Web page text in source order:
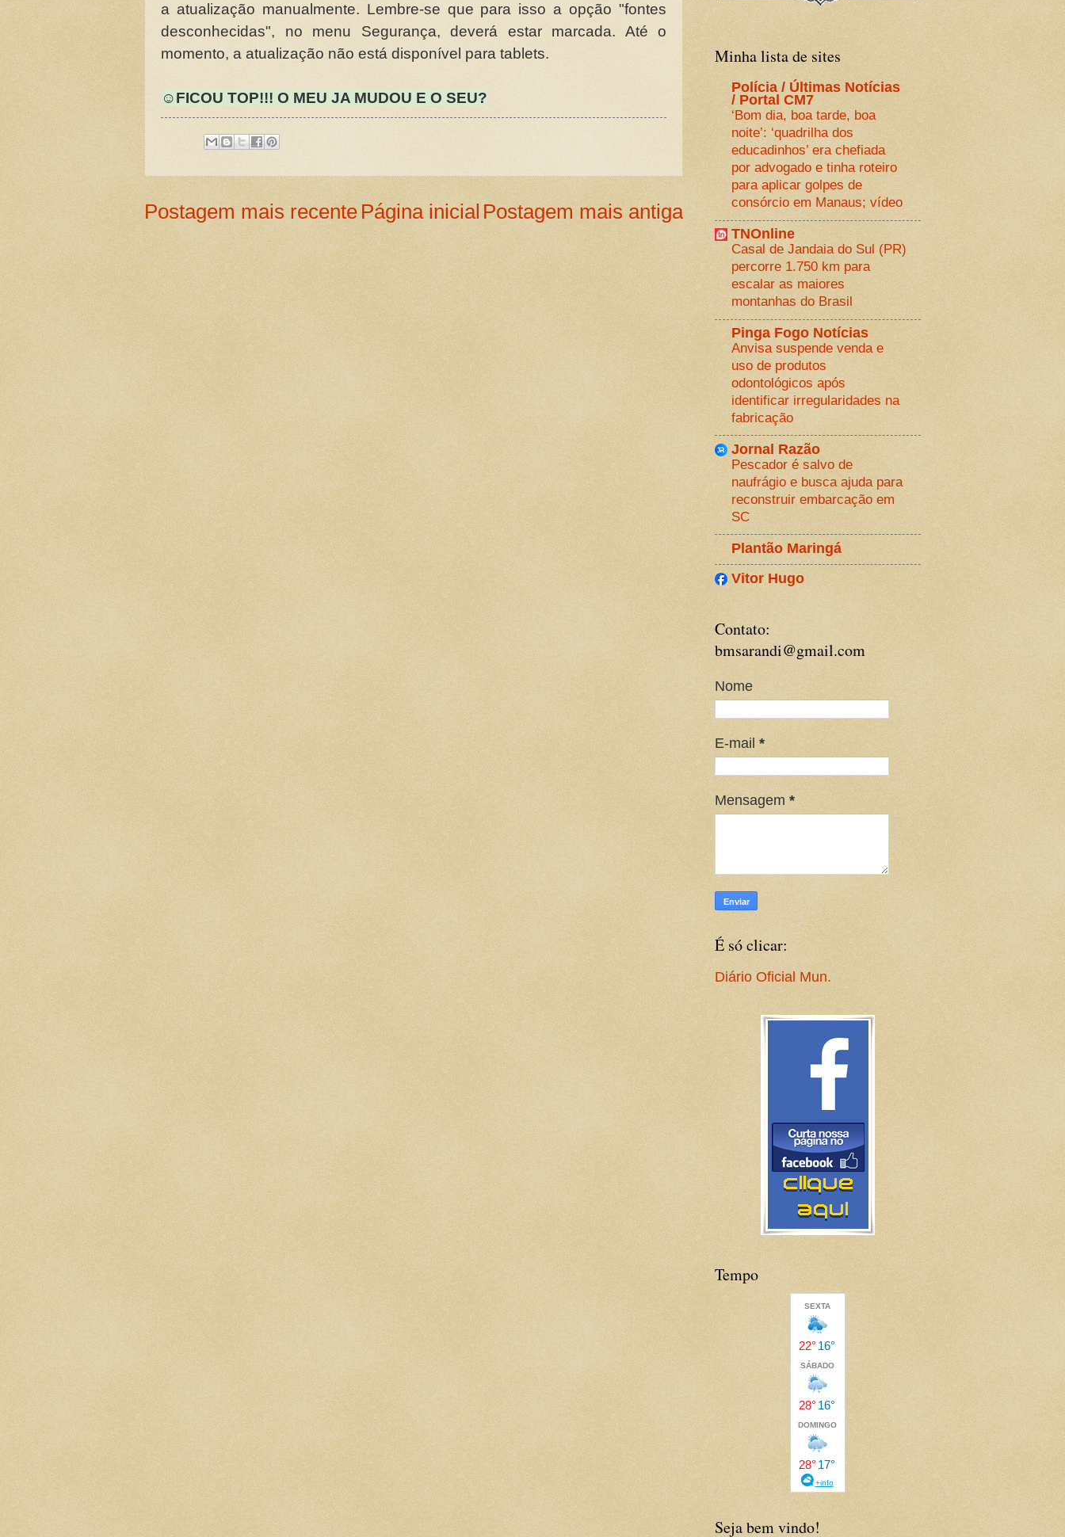
a atualização manualmente. Lembre-se que para isso a opção "fontes
desconhecidas", no menu Segurança, deverá estar marcada. Até o
momento, a atualização não está disponível para tablets.
☺FICOU TOP!!! O MEU JA MUDOU E O SEU?
Postagem mais recente Postagem mais antiga
Página inicial
Minha lista de sites
Polícia / Últimas Notícias
/ Portal CM7
‘Bom dia, boa tarde, boa
noite’: ‘quadrilha dos
educadinhos’ era chefiada
por advogado e tinha roteiro
para aplicar golpes de
consórcio em Manaus; vídeo
TNOnline
Casal de Jandaia do Sul (PR)
percorre 1.750 km para
escalar as maiores
montanhas do Brasil
Pinga Fogo Notícias
Anvisa suspende venda e
uso de produtos
odontológicos após
identificar irregularidades na
fabricação
Jornal Razão
Pescador é salvo de
naufrágio e busca ajuda para
reconstruir embarcação em
SC
Plantão Maringá
Vitor Hugo
Contato:
bmsarandi@gmail.com
Nome
E-mail *
Mensagem *
É só clicar:
Diário Oficial Mun.
Tempo
Seja bem vindo!